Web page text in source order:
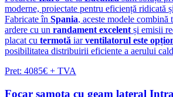
moderne, proiectate pentru eficiență ridicată
Fabricate în Spania, aceste modele combină
ardere cu un randament excelent și emisii
placat cu termotă iarventilatorul este
posibilitatea distribuirii eficiente a aerului
Pret: 4085€ + TVA
Focar samota cu geam lateral